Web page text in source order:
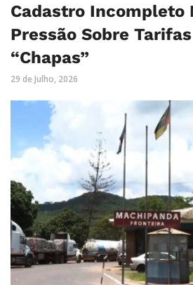
Cadastro Incompleto
Pressão Sobre
“Chapas”
29 de Julho, 2026